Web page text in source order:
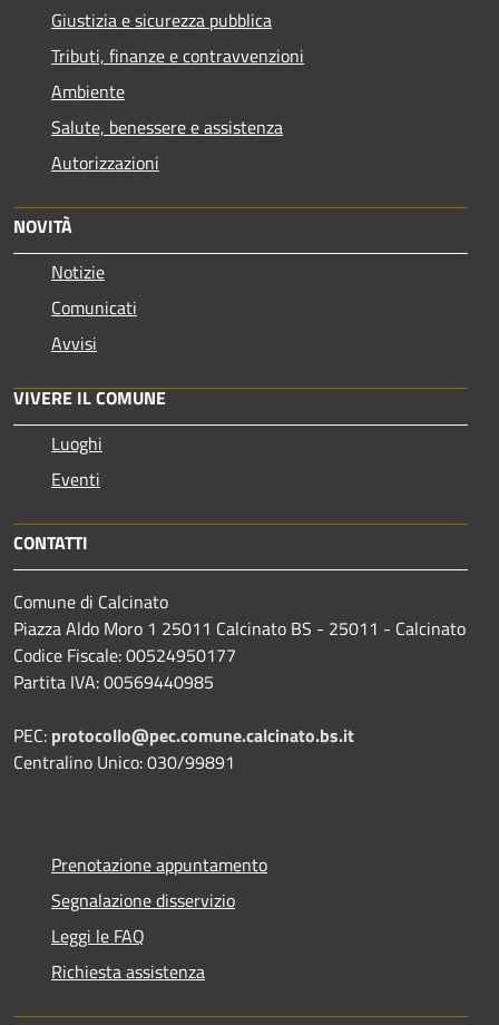
Giustizia e sicurezza pubblica
Tributi, finanze e contravvenzioni
Ambiente
Salute, benessere e assistenza
Autorizzazioni
NOVITÀ
Notizie
Comunicati
Avvisi
VIVERE IL COMUNE
Luoghi
Eventi
CONTATTI
Comune di Calcinato
Piazza Aldo Moro 1 25011 Calcinato BS - 25011 - Calcinato
Codice Fiscale: 00524950177
Partita IVA: 00569440985
PEC: protocollo@pec.comune.calcinato.bs.it
Centralino Unico: 030/99891
Prenotazione appuntamento
Segnalazione disservizio
Leggi le FAQ
Richiesta assistenza